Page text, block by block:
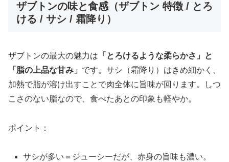
ザブトンの味と食感（ザブトン 特徴 / とろ
ける / サシ / 霜降り）
ザブトンの最大の魅力は 「とろけるような柔らかさ」と
「脂の上品な甘み」 です。サシ（霜降り）はきめ細かく、
加熱で脂が溶け出すことで肉全体に旨味が回ります。しつ
こさのない脂なので、食べたあとの印象も軽やか。
ポイント：
サシが多い＝ジューシーだが、赤身の旨味も濃い。